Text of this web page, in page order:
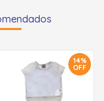
14%
OFF